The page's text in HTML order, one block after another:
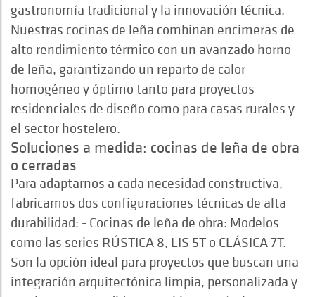
gastronomía tradicional y la innovación técnica.
Nuestras cocinas de leña combinan encimeras de
alto rendimiento térmico con un avanzado horno
de leña, garantizando un reparto de calor
homogéneo y óptimo tanto para proyectos
residenciales de diseño como para casas rurales y
el sector hostelero.
Soluciones a medida: cocinas de leña de obra
o cerradas
Para adaptarnos a cada necesidad constructiva,
fabricamos dos configuraciones técnicas de alta
durabilidad: - Cocinas de leña de obra: Modelos
como las series RÚSTICA 8, LIS 5T o CLÁSICA 7T.
Son la opción ideal para proyectos que buscan una
integración arquitectónica limpia, personalizada y